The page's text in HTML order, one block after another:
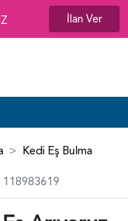
İlan Ver
Kedi Eş Bulma
118983619